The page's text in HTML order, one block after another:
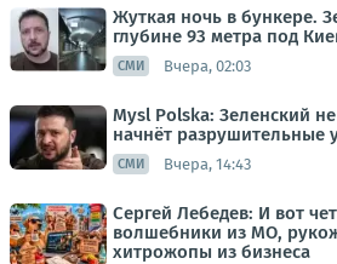
Жуткая ночь в бункере.
глубине 93 метра под
СМИ Вчера, 02:03
Mysl Polska: Зеленский
начнёт разрушительные
СМИ Вчера, 14:43
Сергей Лебедев: И вот
волшебники из МО,
хитрожопы из бизнеса